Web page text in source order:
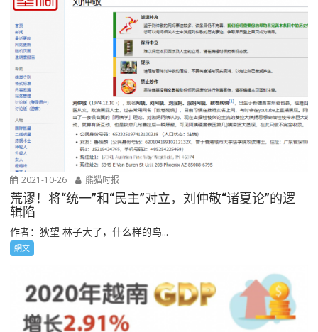
2021-10-26 熊猫时报
荒谬！将“统一”和“民主”对立，刘仲敬“诸夏论”的逻
辑陷
作者：狄望 林子大了，什么样的鸟...
網文